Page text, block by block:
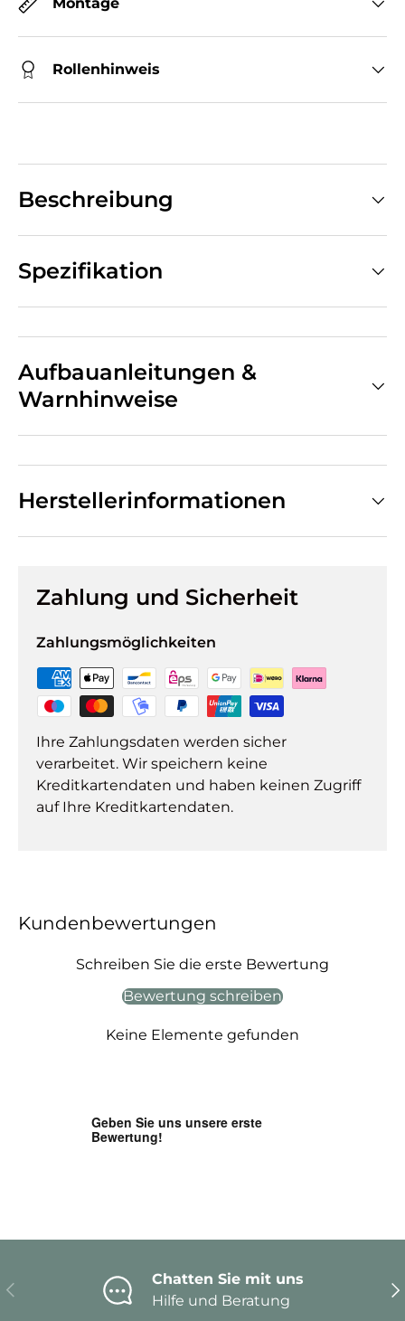
Rollenhinweis
Beschreibung
Spezifikation
Aufbauanleitungen &
Warnhinweise
Herstellerinformationen
Zahlung und Sicherheit
Zahlungsmöglichkeiten
Ihre Zahlungsdaten werden sicher
verarbeitet. Wir speichern keine
Kreditkartendaten und haben keinen Zugriff
auf Ihre Kreditkartendaten.
Kundenbewertungen
Schreiben Sie die erste Bewertung
Bewertung schreiben
Keine Elemente gefunden
Vorherige
Chatten Sie mit uns
Hilfe und Beratung